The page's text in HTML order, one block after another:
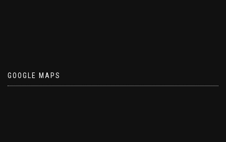
GOOGLE MAPS